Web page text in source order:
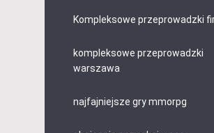
Kompleksowe przeprowadzki
kompleksowe przeprowadzki
warszawa
najfajniejsze gry mmorpg